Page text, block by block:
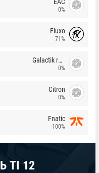
0%
Fluxo
71%
Galactik rebels
0%
Citron
0%
Fnatic
100%
TI 12